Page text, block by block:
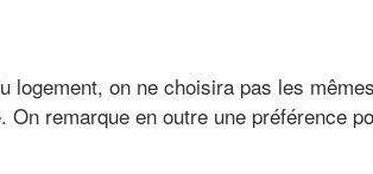
on ne choisira pas les
remarque en outre une préférence